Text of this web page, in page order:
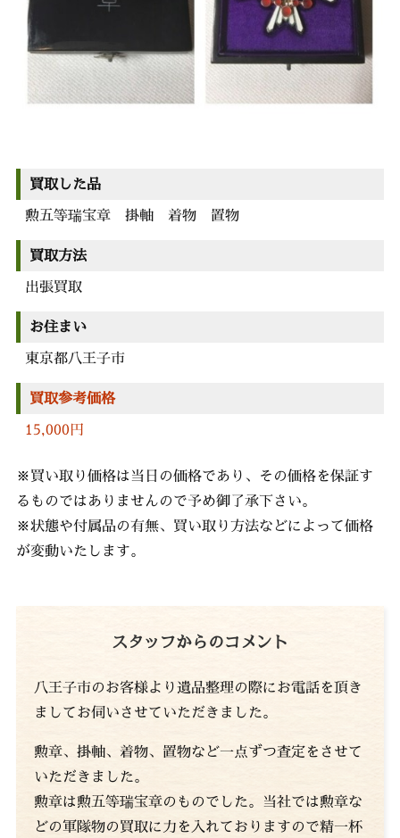
買取した品
勲五等瑞宝章 掛軸 着物 置物
買取方法
出張買取
お住まい
東京都八王子市
買取参考価格
15,000円
※買い取り価格は当日の価格であり、その価格を保証す
るものではありませんので予め御了承下さい。
※状態や付属品の有無、買い取り方法などによって価格
が変動いたします。
スタッフからのコメント
八王子市のお客様より遺品整理の際にお電話を頂き
ましてお伺いさせていただきました。
勲章、掛軸、着物、置物など一点ずつ査定をさせて
いただきました。
勲章は勲五等瑞宝章のものでした。当社では勲章な
どの軍隊物の買取に力を入れておりますので精一杯